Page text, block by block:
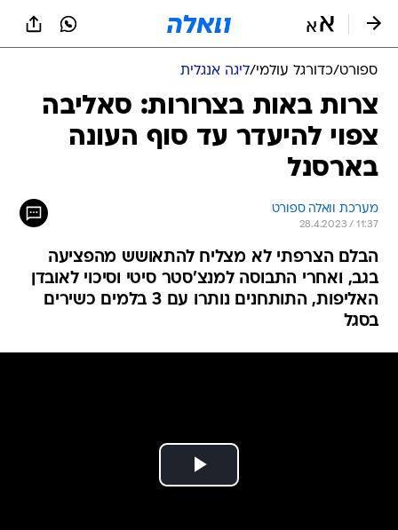
ספורט/כדורגל עולמי/ליגה אנגלית
צרות באות בצרורות: סאליבה
צפוי להיעדר עד סוף העונה
בארסנל
מערכת וואלה ספורט
28.4.2023 / 11:37
הבלם הצרפתי לא מצליח להתאושש מהפציעה
בגב, ואחרי התבוסה למנצ'סטר סיטי וסיכוי לאובדן
האליפות, התותחנים נותרו עם 3 בלמים כשירים
בסגל